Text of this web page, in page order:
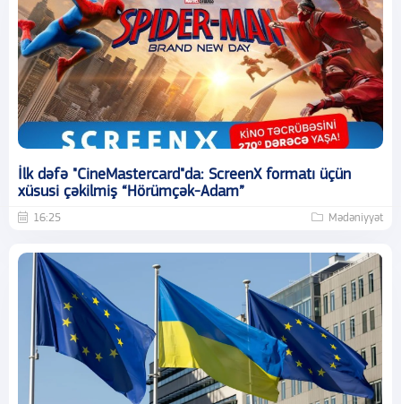
İlk dəfə "CineMastercard"da: ScreenX formatı üçün
xüsusi çəkilmiş “Hörümçək-Adam”
16:25 Mədəniyyət